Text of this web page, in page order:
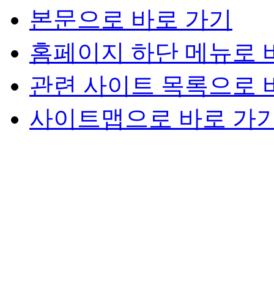
본문으로 바로 가기
홈페이지 하단 메뉴로
관련 사이트 목록으로
사이트맵으로 바로 가